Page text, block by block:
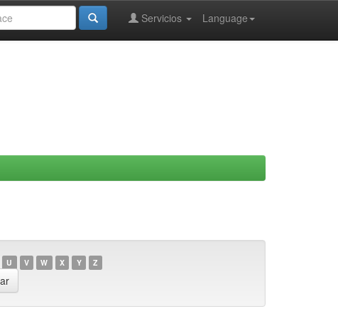
Language
Servicios
U V W X Y Z